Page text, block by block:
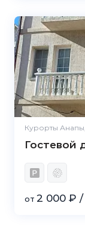
Курорты
Гостевой
от 2 000 ₽ /